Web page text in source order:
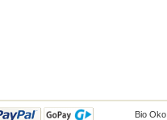
Bio Oko